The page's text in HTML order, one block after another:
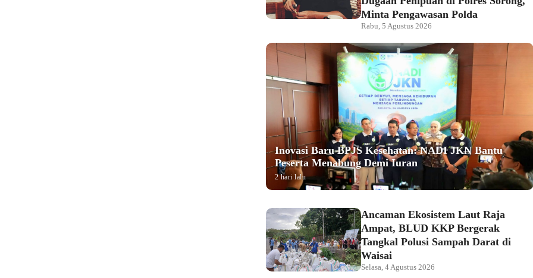
Minta Pengawasan Polda
Rabu, 5 Agustus 2026
Inovasi Baru BPJS Kesehatan: NADI JKN Bantu
Peserta Menabung Demi Iuran
2 hari lalu
Ancaman Ekosistem Laut Raja
Ampat, BLUD KKP Bergerak
Tangkal Polusi Sampah Darat di
Waisai
Selasa, 4 Agustus 2026